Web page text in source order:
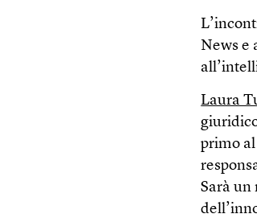
News e
Laura
primo
Sarà un